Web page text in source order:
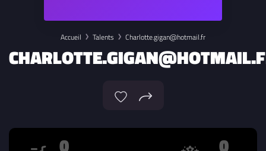
Accueil Talents Charlotte.gigan@hotmail.fr
0 0